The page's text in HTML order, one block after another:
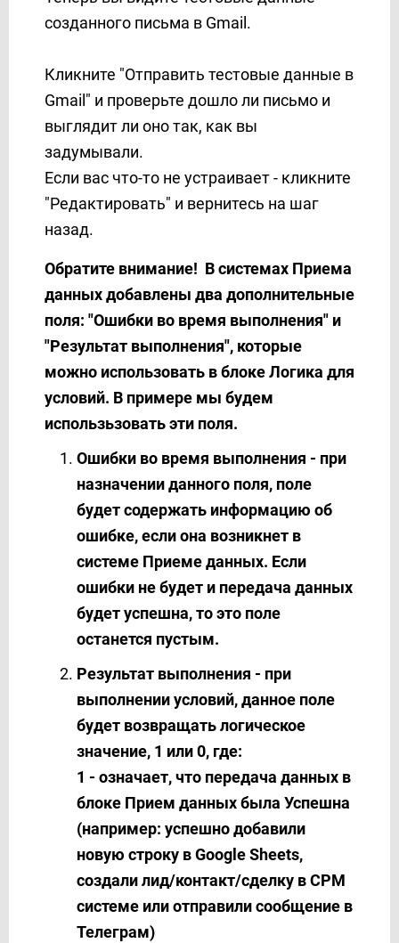
созданного письма в Gmail.
Кликните "Отправить тестовые данные в
Gmail" и проверьте дошло ли письмо и
выглядит ли оно так, как вы
задумывали.
Если вас что-то не устраивает - кликните
"Редактировать" и вернитесь на шаг
назад.
Обратите внимание! В системах Приема
данных добавлены два дополнительные
поля: "Ошибки во время выполнения" и
"Результат выполнения", которые
можно использовать в блоке Логика для
условий. В примере мы будем
использьзовать эти поля.
Ошибки во время выполнения - при
назначении данного поля, поле
будет содержать информацию об
ошибке, если она возникнет в
системе Приеме данных. Если
ошибки не будет и передача данных
будет успешна, то это поле
останется пустым.
Результат выполнения - при
выполнении условий, данное поле
будет возвращать логическое
значение, 1 или 0, где:
1 - означает, что передача данных в
блоке Прием данных была Успешна
(например: успешно добавили
новую строку в Google Sheets,
создали лид/контакт/сделку в СРМ
системе или отправили сообщение в
Телеграм)